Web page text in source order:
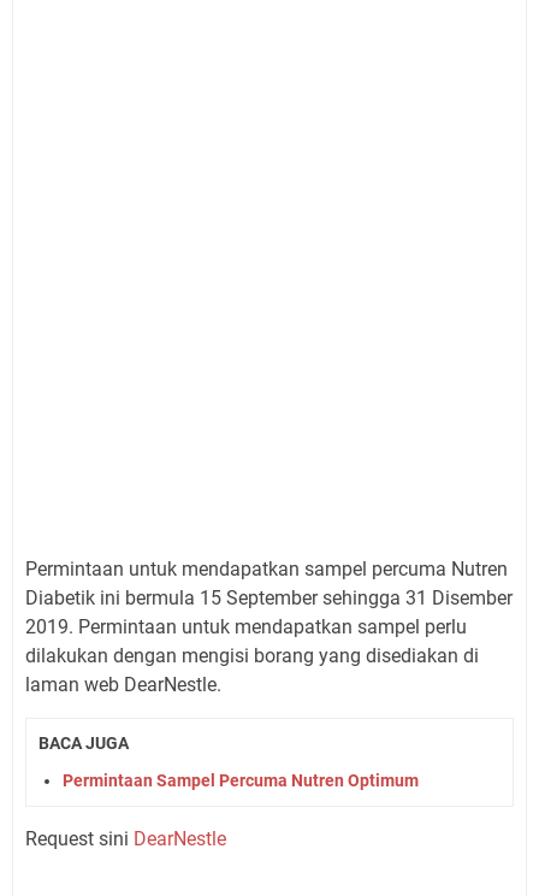
Permintaan untuk mendapatkan sampel percuma Nutren
Diabetik ini bermula 15 September sehingga 31 Disember
2019. Permintaan untuk mendapatkan sampel perlu
dilakukan dengan mengisi borang yang disediakan di
laman web DearNestle.
BACA JUGA
Permintaan Sampel Percuma Nutren Optimum
Request sini DearNestle